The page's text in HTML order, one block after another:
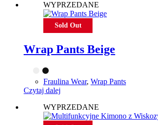
WYPRZEDANE
Sold Out
Wrap Pants Beige
Fraulina Wear, Wrap Pants
Czytaj dalej
WYPRZEDANE